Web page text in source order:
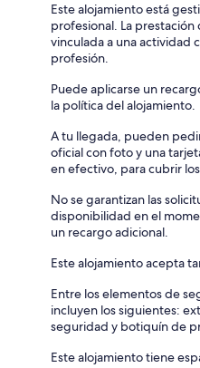
Este alojamiento está
profesional. La
vinculada a una actividad
profesión.
Puede aplicarse un
la política del alojamiento.
A tu llegada, pueden
oficial con foto y una
en efectivo, para cubrir
No se garantizan las
disponibilidad en el
un recargo adicional.
Este alojamiento acepta
Entre los elementos de
incluyen los siguientes:
seguridad y botiquín de
Este alojamiento tiene